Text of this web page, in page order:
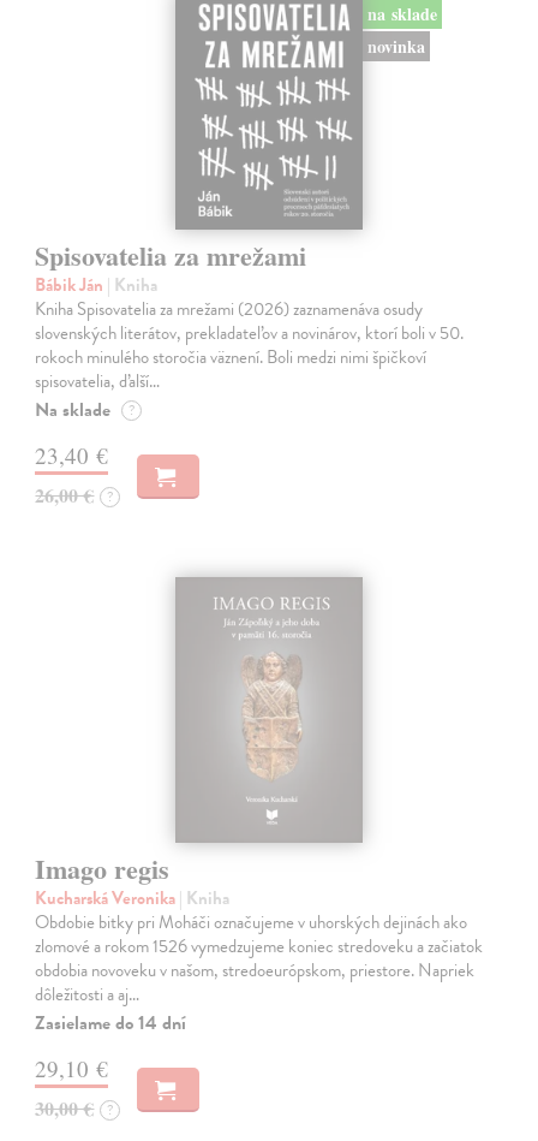
na sklade
novinka
Spisovatelia za mrežami
Bábik Ján | Kniha
Kniha Spisovatelia za mrežami (2026) zaznamenáva osudy
slovenských literátov, prekladateľov a novinárov, ktorí boli v 50.
rokoch minulého storočia väznení. Boli medzi nimi špičkoví
spisovatelia, ďalší…
Na sklade ?
23,40 €
26,00 € ?
Imago regis
Kucharská Veronika| Kniha
Obdobie bitky pri Moháči označujeme v uhorských dejinách ako
zlomové a rokom 1526 vymedzujeme koniec stredoveku a začiatok
obdobia novoveku v našom, stredoeurópskom, priestore. Napriek
dôležitosti a aj…
Zasielame do 14 dní
29,10 €
30,00 € ?